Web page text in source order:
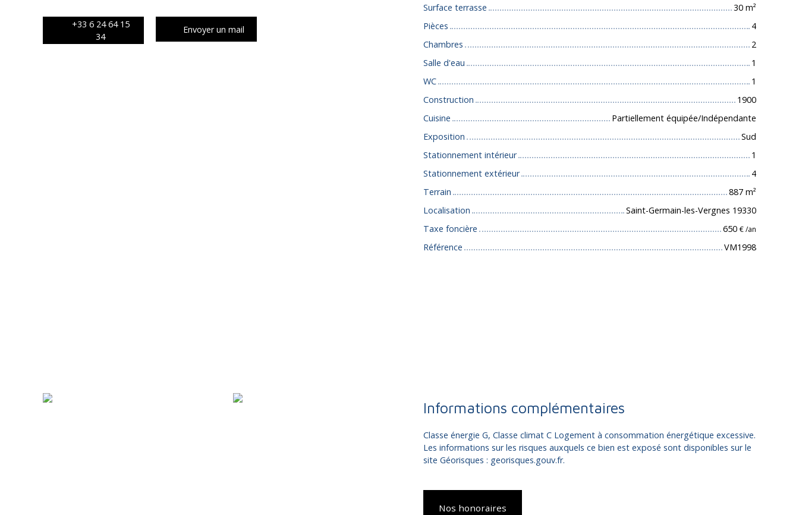
+33 6 24 64 15
34
Envoyer un mail
Surface terrasse
30 m²
Pièces
4
Chambres
2
Salle d'eau
1
WC
1
Construction
1900
Cuisine
Partiellement équipée/Indépendante
Exposition
Sud
Stationnement intérieur
1
Stationnement extérieur
4
Terrain
887 m²
Localisation
Saint-Germain-les-Vergnes 19330
Taxe foncière
650 € /an
Référence VM1998
Informations complémentaires
Classe énergie G, Classe climat C Logement à consommation énergétique excessive.
Les informations sur les risques auxquels ce bien est exposé sont disponibles sur le
site Géorisques : georisques.gouv.fr.
Nos honoraires